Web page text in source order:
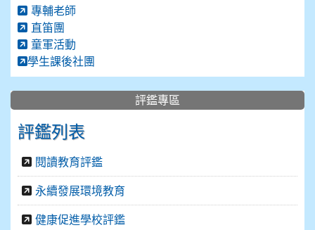
專輔老師
直笛團
童軍活動
學生課後社團
評鑑專區
評鑑列表
閱讀教育評鑑
永續發展環境教育
健康促進學校評鑑